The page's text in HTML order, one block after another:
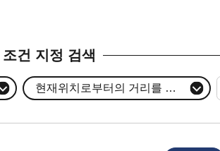
조건 지정 검색
현재위치로부터의 거리를 선택